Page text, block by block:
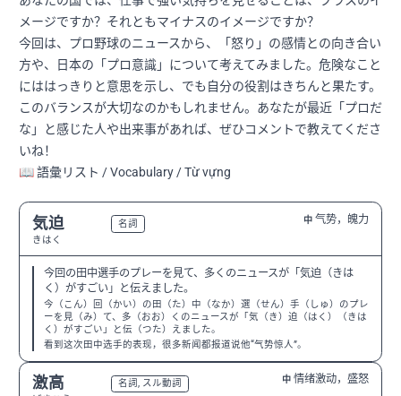
メージですか？それともマイナスのイメージですか？
今回は、プロ野球のニュースから、「怒り」の感情との向き合い
方や、日本の「プロ意識」について考えてみました。危険なこと
にははっきりと意思を示し、でも自分の役割はきちんと果たす。
このバランスが大切なのかもしれません。あなたが最近「プロだ
な」と感じた人や出来事があれば、ぜひコメントで教えてくださ
いね！
📖 語彙リスト / Vocabulary / Từ vựng
気迫
きはく
名詞 中 气势，魄力
今回の田中選手のプレーを見て、多くのニュースが「気迫（きは
く）がすごい」と伝えました。
今（こん）回（かい）の田（た）中（なか）選（せん）手（しゅ）のプレ
ーを見（み）て、多（おお）くのニュースが「気（き）迫（はく）（きは
く）がすごい」と伝（つた）えました。
看到这次田中选手的表现，很多新闻都报道说他“气势惊人”。
激高 名詞, スル動詞 中 情绪激动，盛怒